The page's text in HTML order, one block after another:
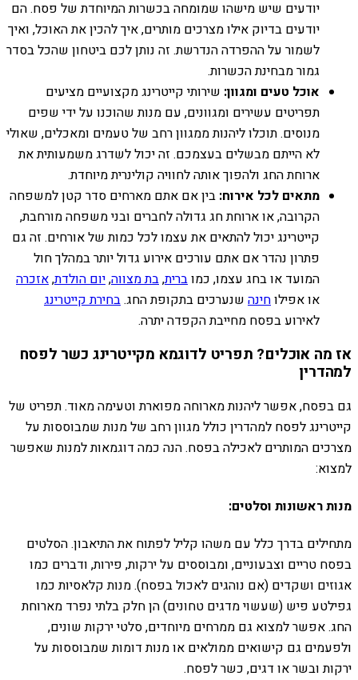
יודעים שיש מישהו שמומחה בכשרות המיוחדת של פסח. הם
יודעים בדיוק אילו מצרכים מותרים, איך להכין את האוכל, ואיך
לשמור על ההפרדה הנדרשת. זה נותן לכם ביטחון שהכל בסדר
גמור מבחינת הכשרות.
אוכל טעים ומגוון: שירותי קייטרינג מקצועיים מציעים
תפריטים עשירים ומגוונים, עם מנות שהוכנו על ידי שפים
מנוסים. תוכלו ליהנות ממגוון רחב של טעמים ומאכלים, שאולי
לא הייתם מבשלים בעצמכם. זה יכול לשדרג משמעותית את
ארוחת החג ולהפוך אותה לחוויה קולינרית מיוחדת.
מתאים לכל אירוח: בין אם אתם מארחים סדר קטן למשפחה
הקרובה, או ארוחת חג גדולה לחברים ובני משפחה מורחבת,
קייטרינג יכול להתאים את עצמו לכל כמות של אורחים. זה גם
פתרון נהדר אם אתם עורכים אירוע גדול יותר במהלך חול
המועד או בחג עצמו, כמוברית,בת מצווה,יום הולדת,אזכרה
או אפילוחינה שנערכים בתקופת החג.בחירת קייטרינג
לאירוע בפסח מחייבת הקפדה יתרה.
אז מה אוכלים? תפריט לדוגמא מקייטרינג כשר לפסח
למהדרין
גם בפסח, אפשר ליהנות מארוחה מפוארת וטעימה מאוד. תפריט של
קייטרינג לפסח למהדרין כולל מגוון רחב של מנות שמבוססות על
מצרכים המותרים לאכילה בפסח. הנה כמה דוגמאות למנות שאפשר
למצוא:
מנות ראשונות וסלטים:
מתחילים בדרך כלל עם משהו קליל לפתוח את התיאבון. הסלטים
בפסח טריים וצבעוניים, ומבוססים על ירקות, פירות, ודברים כמו
אגוזים ושקדים (אם נוהגים לאכול בפסח). מנות קלאסיות כמו
גפילטע פיש (שעשוי מדגים טחונים) הן חלק בלתי נפרד מארוחת
החג. אפשר למצוא גם ממרחים מיוחדים, סלטי ירקות שונים,
ולפעמים גם קישואים ממולאים או מנות דומות שמבוססות על
ירקות ובשר או דגים, כשר לפסח.